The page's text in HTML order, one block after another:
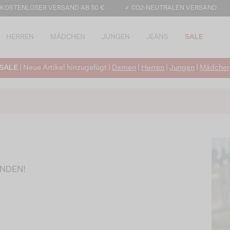
VERSAND AB 50 € ✓ CO2-NEUTRALEN VERSAND
HERREN MÄDCHEN JUNGEN JEANS SALE
| Neue Artikel hinzugefügt | Damen Herren Jungen